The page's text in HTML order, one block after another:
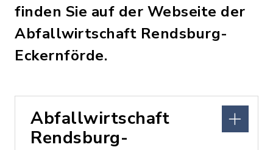
finden Sie auf der Webseite der
Abfallwirtschaft Rendsburg-
Eckernförde.
Abfallwirtschaft
Rendsburg-